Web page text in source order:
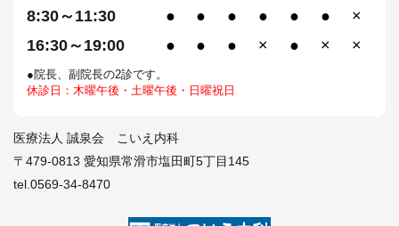
8:30～11:30
● ● ● ● ● ●
×
16:30～19:00
● ● ● × ● × ×
●院長、副院長の2診です。
休診日：木曜午後・土曜午後・日曜祝日
医療法人 誠泉会 こいえ内科
〒479-0813 愛知県常滑市塩田町5丁目145
tel.0569-34-8470